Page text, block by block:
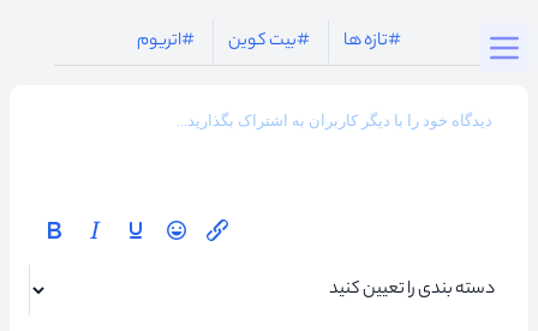
#تازه ها #بیت کوین #اتریوم